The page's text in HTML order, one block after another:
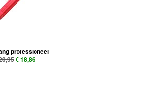
professioneel
€ 18,86